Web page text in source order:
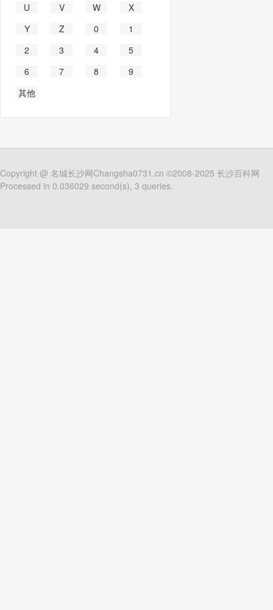
U
V W
X
Y
Z 0
1
2
3 4
5
6
7 8
9
其他
Copyright @ 名城长沙网Changsha0731.cn ©2008-2025 长沙百科网
Processed in 0.036029 second(s), 3 queries.